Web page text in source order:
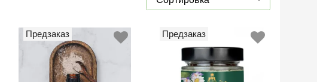
Предзаказ Предзаказ